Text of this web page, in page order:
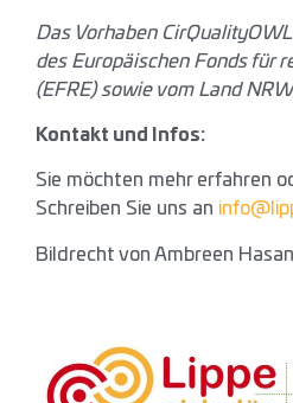
Das Vorhaben
des Europäischen Fonds für
(EFRE) sowie vom Land
Kontakt und Infos:
Sie möchten mehr erfahren
Schreiben Sie uns an
Bildrecht von Ambreen